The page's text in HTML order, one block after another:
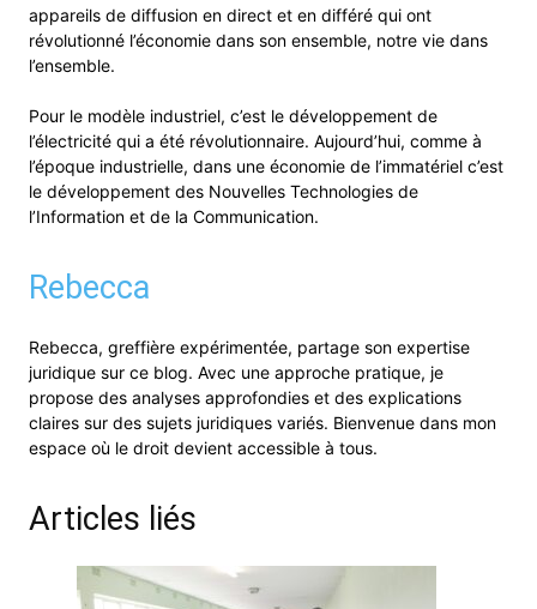
appareils de diffusion en direct et en différé qui ont
révolutionné l’économie dans son ensemble, notre vie dans
l’ensemble.
Pour le modèle industriel, c’est le développement de
l’électricité qui a été révolutionnaire. Aujourd’hui, comme à
l’époque industrielle, dans une économie de l’immatériel c’est
le développement des Nouvelles Technologies de
l’Information et de la Communication.
Rebecca
Rebecca, greffière expérimentée, partage son expertise
juridique sur ce blog. Avec une approche pratique, je
propose des analyses approfondies et des explications
claires sur des sujets juridiques variés. Bienvenue dans mon
espace où le droit devient accessible à tous.
Articles liés